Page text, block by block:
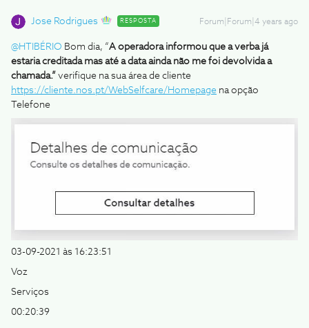
Jose Rodrigues RESPOSTA Forum|Forum|4 years ago
@HTIBÉRIO Bom dia, “A operadora informou que a verba já
estaria creditada mas até a data ainda não me foi devolvida a
chamada.” verifique na sua área de cliente
https://cliente.nos.pt/WebSelfcare/Homepage na opção
Telefone
03-09-2021 às 16:23:51
Voz
Serviços
00:20:39